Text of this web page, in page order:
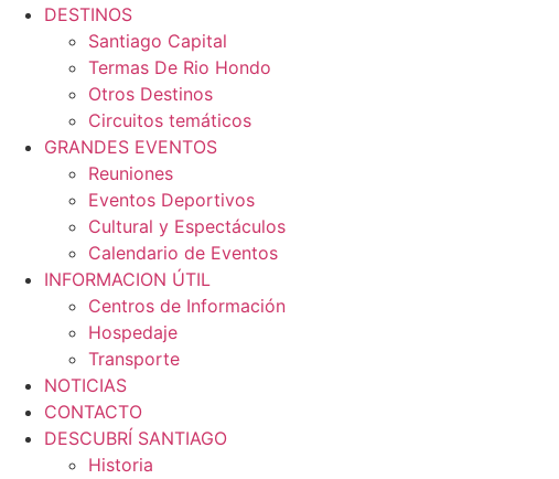
DESTINOS
Santiago Capital
Termas De Rio Hondo
Otros Destinos
Circuitos temáticos
GRANDES EVENTOS
Reuniones
Eventos Deportivos
Cultural y Espectáculos
Calendario de Eventos
INFORMACION ÚTIL
Centros de Información
Hospedaje
Transporte
NOTICIAS
CONTACTO
DESCUBRÍ SANTIAGO
Historia